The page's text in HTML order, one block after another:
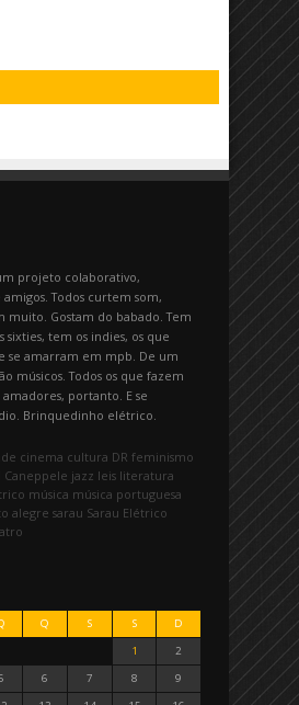
projeto colaborativo,
Todos curtem som,
muito. Gostam do babado. Tem
tem os indies, os que
se amarram em mpb. De um
músicos. Todos os que fazem
portanto. E se
Brinquedinho elétrico.
cinema cultura DR feminismo
Caneppele jazz leis literatura
música música portuguesa
alegre sarau Sarau Elétrico
Q S S
D
1
2
6 7 8
9